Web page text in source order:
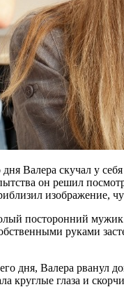
дня Валера скучал у
он решил
изображение,
посторонний
руками
дня, Валера рванул
круглые глаза и